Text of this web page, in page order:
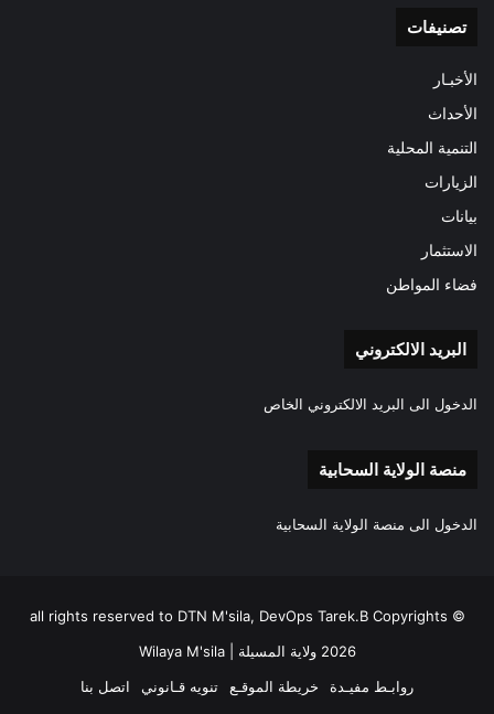
تصنيفات
الأخبـار
الأحداث
التنمية المحلية
الزيارات
بيانات
الاستثمار
فضاء المواطن
البريد الالكتروني
الدخول الى البريد الالكتروني الخاص
منصة الولاية السحابية
الدخول الى منصة الولاية السحابية
all rights reserved to DTN M'sila, DevOps Tarek.B Copyrights ©
2026 ولاية المسيلة | Wilaya M'sila
روابـط مفيـدة
خريطة الموقـع تنويه قـانوني اتصل بنا